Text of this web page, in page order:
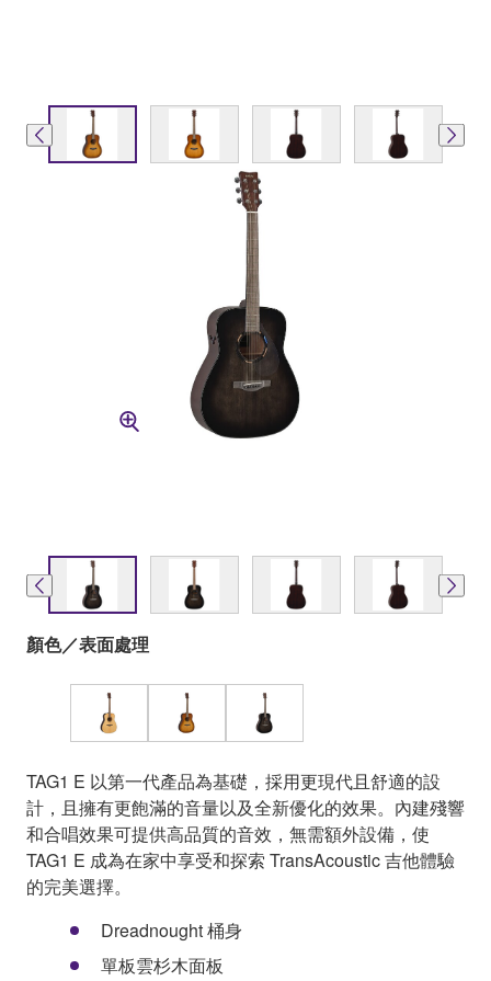
顏色／表面處理
TAG1 E 以第一代產品為基礎，採用更現代且舒適的設
計，且擁有更飽滿的音量以及全新優化的效果。內建殘響
和合唱效果可提供高品質的音效，無需額外設備，使
TAG1 E 成為在家中享受和探索 TransAcoustic 吉他體驗
的完美選擇。
Dreadnought 桶身
單板雲杉木面板